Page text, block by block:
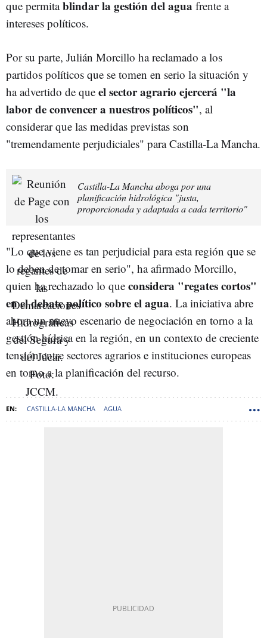
que permitablindar la gestión del agua frente a
intereses políticos.
Por su parte, Julián Morcillo ha reclamado a los
partidos políticos que se tomen en serio la situación y
ha advertido de que el sector agrario ejercerá "la
labor de convencer a nuestros políticos", al
considerar que las medidas previstas son
"tremendamente perjudiciales" para Castilla-La Mancha.
Castilla-La Mancha aboga por una
planificación hidrológica "justa,
proporcionada y adaptada a cada territorio"
"Lo que viene es tan perjudicial para esta región que se
lo deben de tomar en serio", ha afirmado Morcillo,
quien ha rechazado lo que considera "regates cortos"
en el debate político sobre el agua. La iniciativa abre
ahora un nuevo escenario de negociación en torno a la
gestión hídrica en la región, en un contexto de creciente
tensión entre sectores agrarios e instituciones europeas
en torno a la planificación del recurso.
CASTILLA-LA MANCHA AGUA